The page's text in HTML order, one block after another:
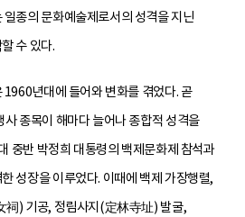
종의 문화예술제로서의 성격을 지닌
수 있다.
년대에 들어와 변화를 겪었다. 곧
종목이 해마다 늘어나 종합적 성격을
중반 박정희 대통령의 백제문화제 참석과
성장을 이루었다. 이때에 백제 가장행렬,
祠) 기공, 정림사지(定林寺址) 발굴,